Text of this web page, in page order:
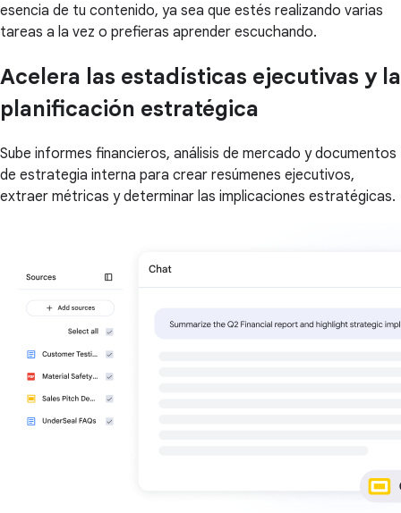
esencia de tu contenido, ya sea que estés realizando varias
tareas a la vez o prefieras aprender escuchando.
Acelera las estadísticas ejecutivas y la
planificación estratégica
Sube informes financieros, análisis de mercado y documentos
de estrategia interna para crear resúmenes ejecutivos,
extraer métricas y determinar las implicaciones estratégicas.